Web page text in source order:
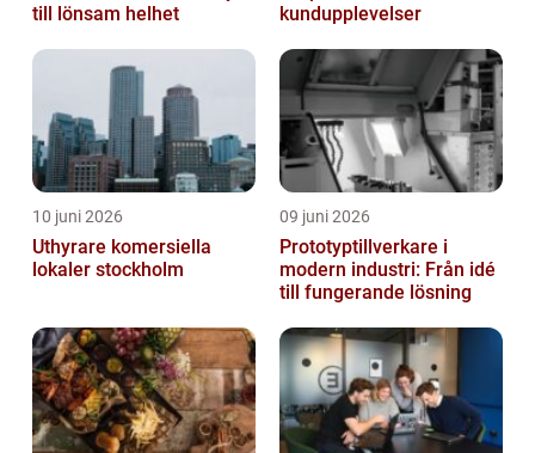
till lönsam helhet
kundupplevelser
10 juni 2026
Uthyrare komersiella
lokaler stockholm
09 juni 2026
Prototyptillverkare i
modern industri: Från idé
till fungerande lösning